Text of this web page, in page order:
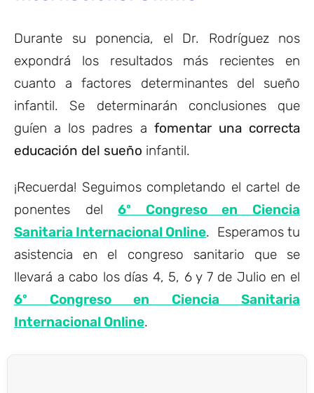
Durante su ponencia, el Dr. Rodríguez nos
expondrá los resultados más recientes en
cuanto a factores determinantes del sueño
infantil. Se determinarán conclusiones que
guíen a los padres a fomentar una correcta
educación del sueño infantil.
¡Recuerda! Seguimos completando el cartel de
ponentes del6º Congreso en Ciencia
Sanitaria Internacional Online. Esperamos tu
asistencia en el congreso sanitario que se
llevará a cabo los días 4, 5, 6 y 7 de Julio en el
6º Congreso en Ciencia Sanitaria
Internacional Online.